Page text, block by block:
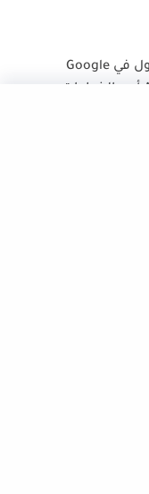
سر القبول في Google